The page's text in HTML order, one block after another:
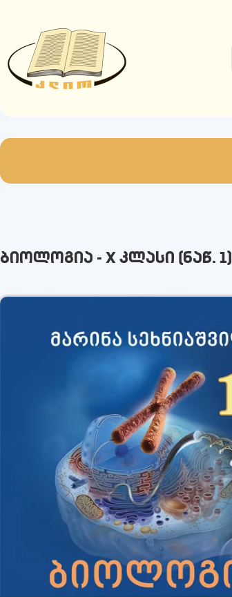
ბიოლოგია - X კლასი (ნაწ. 1)